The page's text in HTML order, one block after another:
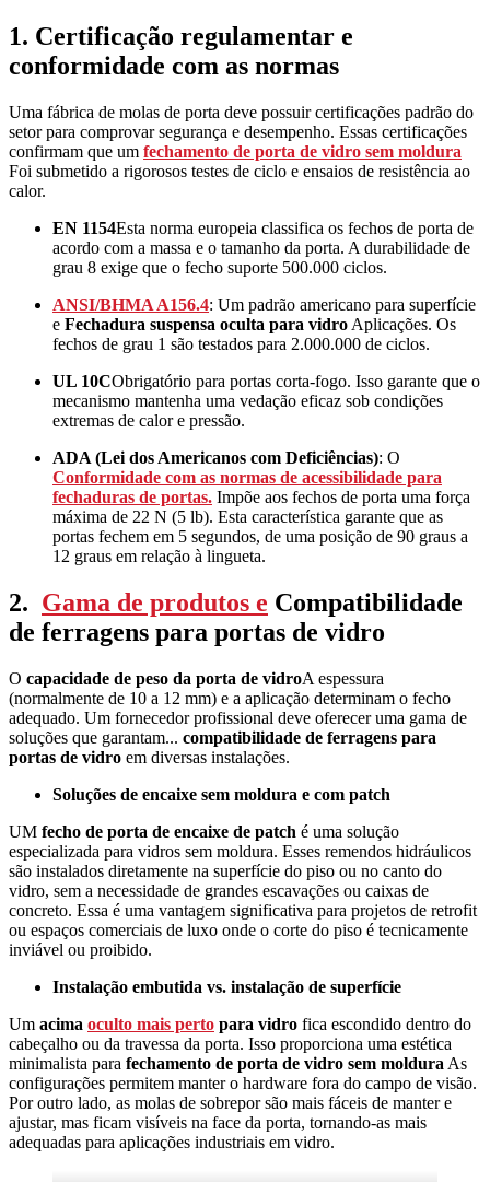
1. Certificação regulamentar e
conformidade com as normas
Uma fábrica de molas de porta deve possuir certificações padrão do
setor para comprovar segurança e desempenho. Essas certificações
confirmam que um fechamento de porta de vidro sem moldura
Foi submetido a rigorosos testes de ciclo e ensaios de resistência ao
calor.
EN 1154Esta norma europeia classifica os fechos de porta de
acordo com a massa e o tamanho da porta. A durabilidade de
grau 8 exige que o fecho suporte 500.000 ciclos.
ANSI/BHMA A156.4: Um padrão americano para superfície
e Fechadura suspensa oculta para vidro Aplicações. Os
fechos de grau 1 são testados para 2.000.000 de ciclos.
UL 10CObrigatório para portas corta-fogo. Isso garante que o
mecanismo mantenha uma vedação eficaz sob condições
extremas de calor e pressão.
ADA (Lei dos Americanos com Deficiências): O
Conformidade com as normas de acessibilidade para
fechaduras de portas. Impõe aos fechos de porta uma força
máxima de 22 N (5 lb). Esta característica garante que as
portas fechem em 5 segundos, de uma posição de 90 graus a
12 graus em relação à lingueta.
2. Gama de produtos e Compatibilidade
de ferragens para portas de vidro
O capacidade de peso da porta de vidroA espessura
(normalmente de 10 a 12 mm) e a aplicação determinam o fecho
adequado. Um fornecedor profissional deve oferecer uma gama de
soluções que garantam... compatibilidade de ferragens para
portas de vidro em diversas instalações.
Soluções de encaixe sem moldura e com patch
UM fecho de porta de encaixe de patch é uma solução
especializada para vidros sem moldura. Esses remendos hidráulicos
são instalados diretamente na superfície do piso ou no canto do
vidro, sem a necessidade de grandes escavações ou caixas de
concreto. Essa é uma vantagem significativa para projetos de retrofit
ou espaços comerciais de luxo onde o corte do piso é tecnicamente
inviável ou proibido.
Instalação embutida vs. instalação de superfície
Um acima oculto mais perto para vidro fica escondido dentro do
cabeçalho ou da travessa da porta. Isso proporciona uma estética
minimalista para fechamento de porta de vidro sem moldura As
configurações permitem manter o hardware fora do campo de visão.
Por outro lado, as molas de sobrepor são mais fáceis de manter e
ajustar, mas ficam visíveis na face da porta, tornando-as mais
adequadas para aplicações industriais em vidro.